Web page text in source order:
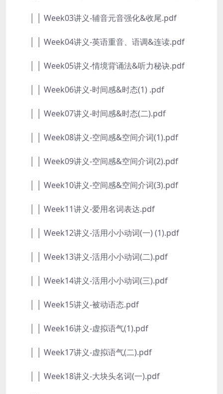
│ │ Week03讲义-辅音元音强化&收尾.pdf
│ │ Week04讲义-英语重音、语调&连读.pdf
│ │ Week05讲义-情境背诵法&听力秘诀.pdf
│ │ Week06讲义-时间感&时态(1) .pdf
│ │ Week07讲义-时间感&时态(二).pdf
│ │ Week08讲义-空间感&空间介词(1).pdf
│ │ Week09讲义-空间感&空间介词(2).pdf
│ │ Week10讲义-空间感&空间介词(3).pdf
│ │ Week11讲义-爱用名词表达.pdf
│ │ Week12讲义-活用小小动词(一) (1).pdf
│ │ Week13讲义-活用小小动词(二).pdf
│ │ Week14讲义-活用小小动词(三).pdf
│ │ Week15讲义-被动语态.pdf
│ │ Week16讲义-虚拟语气(1).pdf
│ │ Week17讲义-虚拟语气(二).pdf
│ │ Week18讲义-大块头名词(一).pdf